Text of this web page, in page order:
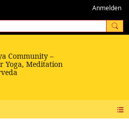
Anmelden